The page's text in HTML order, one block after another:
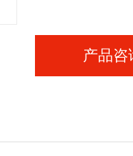
产品咨